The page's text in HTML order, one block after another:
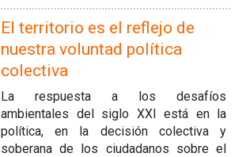
El territorio es el reflejo de
nuestra voluntad política
colectiva
La respuesta a los desafíos
ambientales del siglo XXI está en la
política, en la decisión colectiva y
soberana de los ciudadanos sobre el